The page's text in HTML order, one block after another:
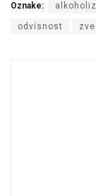
Oznake:
odvisnost